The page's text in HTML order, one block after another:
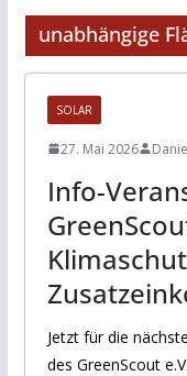
unabhängige
SOLAR
27. Mai 2026
Info-
Jetzt für die
des GreenScout